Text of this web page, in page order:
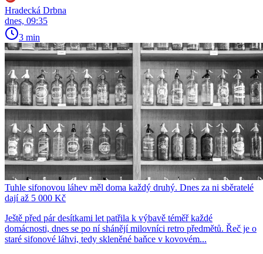
Hradecká Drbna
dnes, 09:35
3 min
Tuhle sifonovou láhev měl doma každý druhý. Dnes za ni sběratelé
dají až 5 000 Kč
Ještě před pár desítkami let patřila k výbavě téměř každé
domácnosti, dnes se po ní shánějí milovníci retro předmětů. Řeč je o
staré sifonové láhvi, tedy skleněné baňce v kovovém...